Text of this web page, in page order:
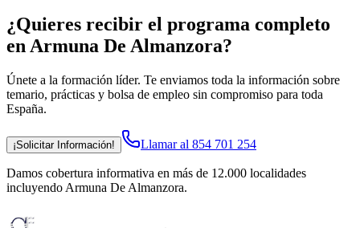
¿Quieres recibir el programa completo
en Armuna De Almanzora?
Únete a la formación líder. Te enviamos toda la información sobre
temario, prácticas y bolsa de empleo sin compromiso para toda
España.
¡Solicitar Información! Llamar al 854 701 254
Damos cobertura informativa en más de 12.000 localidades
incluyendo Armuna De Almanzora.